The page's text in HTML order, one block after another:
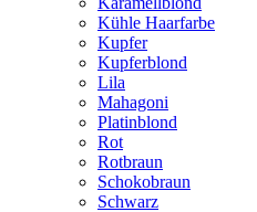
Kühle Haarfarbe
Kupfer
Kupferblond
Lila
Mahagoni
Platinblond
Rot
Rotbraun
Schokobraun
Schwarz